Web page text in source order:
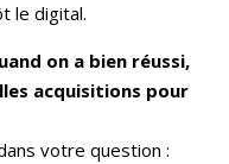
le digital.
on a bien réussi,
acquisitions pour
votre question :